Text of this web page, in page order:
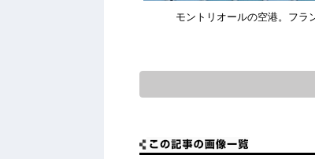
モントリオールの空港。フラ